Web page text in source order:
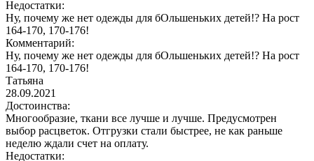
Недостатки:
Ну, почему же нет одежды для бОльшеньких детей!? На рост
164-170, 170-176!
Комментарий:
Ну, почему же нет одежды для бОльшеньких детей!? На рост
164-170, 170-176!
Татьяна
28.09.2021
Достоинства:
Многообразие, ткани все лучше и лучше. Предусмотрен
выбор расцветок. Отгрузки стали быстрее, не как раньше
неделю ждали счет на оплату.
Недостатки: